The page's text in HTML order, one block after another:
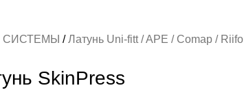
СИСТЕМЫ Латунь Uni-fitt / APE / Comap / Riifo
SkinPress